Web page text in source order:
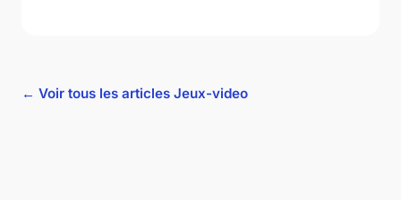
← Voir tous les articles Jeux-video